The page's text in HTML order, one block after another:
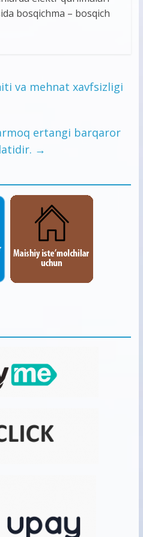
bosqichma – bosqich
va mehnat xavfsizligi
ertangi barqaror
→